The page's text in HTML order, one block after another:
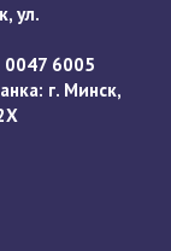
ул.
0047 6005
г. Минск,